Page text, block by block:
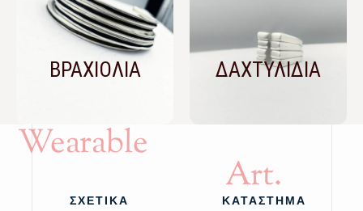
ΒΡΑΧΙΟΛΙΑ ΔΑΧΤΥΛΙΔΙΑ
Wearable
Art.
ΣΧΕΤΙΚΑ ΚΑΤΑΣΤΗΜΑ